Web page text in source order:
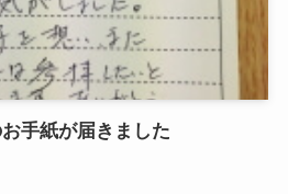
手紙が届きました